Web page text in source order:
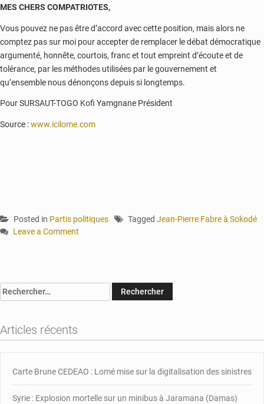
MES CHERS COMPATRIOTES,
Vous pouvez ne pas être d’accord avec cette position, mais alors ne
comptez pas sur moi pour accepter de remplacer le débat démocratique
argumenté, honnête, courtois, franc et tout empreint d’écoute et de
tolérance, par les méthodes utilisées par le gouvernement et
qu’ensemble nous dénonçons depuis si longtemps.
Pour SURSAUT-TOGO Kofi Yamgnane Président
Source :www.icilome.com
Posted in Partis politiques Tagged Jean-Pierre Fabre à Sokodé
Leave a Comment
Kofi
Yamgnane
les
mésaventures
Fabre
Rechercher :
Articles récents
Carte Brune CEDEAO : Lomé mise sur la digitalisation des sinistres
Syrie : Explosion mortelle sur un minibus à Jaramana (Damas)